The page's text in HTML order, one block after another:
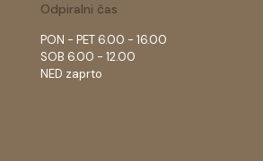
Odpiralni čas
PON - PET 6.00 - 16.00
SOB 6.00 - 12.00
NED zaprto